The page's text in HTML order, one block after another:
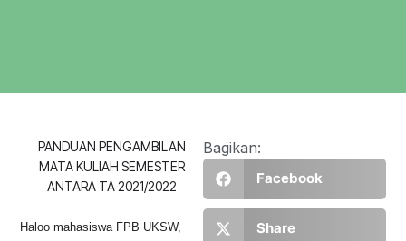
PANDUAN PENGAMBILAN
MATA KULIAH SEMESTER
ANTARA TA 2021/2022
Haloo mahasiswa FPB UKSW,
Bagikan:
Facebook
Share